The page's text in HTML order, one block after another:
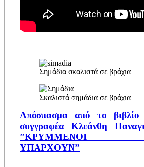
Σημάδια σκαλιστά σε βράχια
Σκαλιστά σημάδια σε βράχια
Απόσπασμα από το βιβλίο
συγγραφέα Κλεάνθη
”ΚΡΥΜΜΕΝΟΙ
ΥΠΑΡΧΟΥΝ”